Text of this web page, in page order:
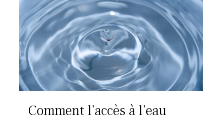
Comment l’accès à l’eau